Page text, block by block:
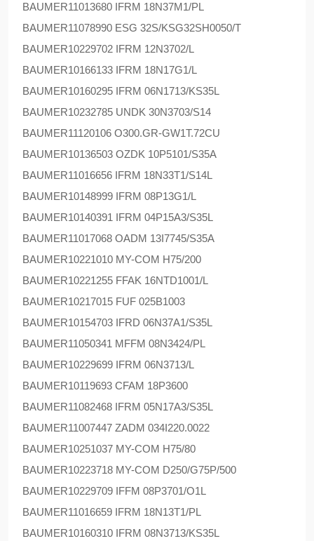
BAUMER11013680 IFRM 18N37M1/PL
BAUMER11078990 ESG 32S/KSG32SH0050/T
BAUMER10229702 IFRM 12N3702/L
BAUMER10166133 IFRM 18N17G1/L
BAUMER10160295 IFRM 06N1713/KS35L
BAUMER10232785 UNDK 30N3703/S14
BAUMER11120106 O300.GR-GW1T.72CU
BAUMER10136503 OZDK 10P5101/S35A
BAUMER11016656 IFRM 18N33T1/S14L
BAUMER10148999 IFRM 08P13G1/L
BAUMER10140391 IFRM 04P15A3/S35L
BAUMER11017068 OADM 13I7745/S35A
BAUMER10221010 MY-COM H75/200
BAUMER10221255 FFAK 16NTD1001/L
BAUMER10217015 FUF 025B1003
BAUMER10154703 IFRD 06N37A1/S35L
BAUMER11050341 MFFM 08N3424/PL
BAUMER10229699 IFRM 06N3713/L
BAUMER10119693 CFAM 18P3600
BAUMER11082468 IFRM 05N17A3/S35L
BAUMER11007447 ZADM 034I220.0022
BAUMER10251037 MY-COM H75/80
BAUMER10223718 MY-COM D250/G75P/500
BAUMER10229709 IFFM 08P3701/O1L
BAUMER11016659 IFRM 18N13T1/PL
BAUMER10160310 IFRM 08N3713/KS35L